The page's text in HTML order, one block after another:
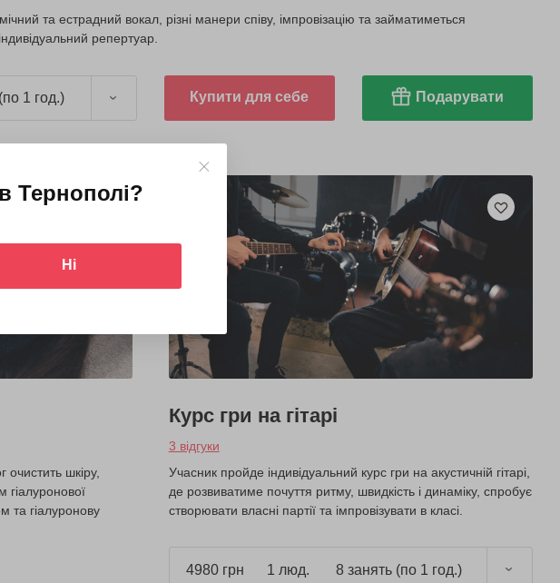
та естрадний вокал, різні манери співу, імпровізацію та займатиметься
репертуар.
1 год.) Купити для себе Подарувати
очистить шкіру,
гіалуронової
та гіалуронову
Курс гри на гітарі
3 відгуки
Учасник пройде індивідуальний курс гри на акустичній гітарі,
де розвиватиме почуття ритму, швидкість і динаміку, спробує
створювати власні партії та імпровізувати в класі.
4980 грн 1 люд. 8 занять (по 1 год.)
Тернополі?
Ні